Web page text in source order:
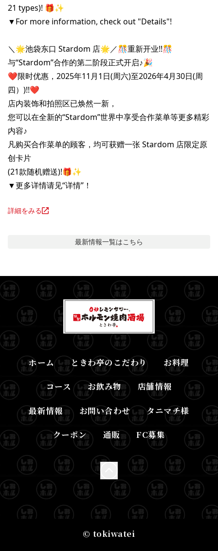
21 types)! 🎁✨
▼For more information, check out "Details"!
＼🌟池袋东口 Stardom 店🌟／🎊重新开业!!🎊
与“Stardom”合作的第二阶段正式开启♪🎉
❤️限时优惠，2025年11月1日(周六)至2026年4月30日(周
四）)!!❤️
店内装饰和拍照区已焕然一新，
您可以在全新的“Stardom”世界中享受合作菜单等更多精彩
内容♪
凡购买合作菜单的顾客，均可获赠一张 Stardom 店限定原
创卡片
(​​21款随机赠送)!🎁✨
▼更多详情请见“详情”！
詳細をみる
最新情報一覧はこちら
ホーム ときわ亭のこだわり お料理
コース お飲み物 店舗情報
最新情報 お問い合わせ タニマチ様
クーポン 通販 FC募集
© tokiwatei